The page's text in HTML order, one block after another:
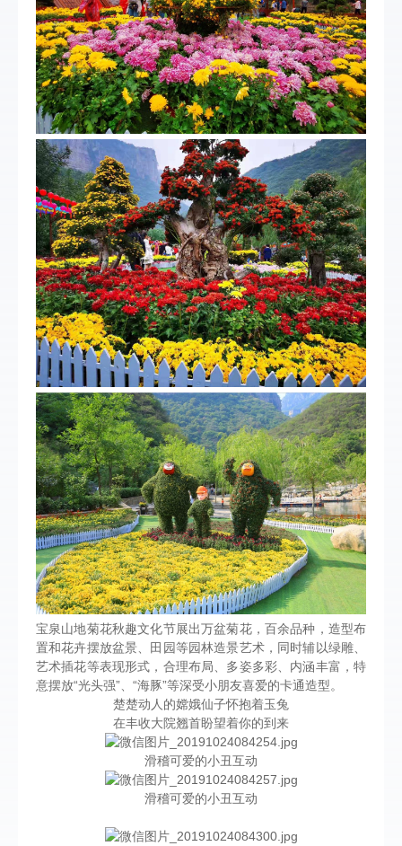
宝泉山地菊花秋趣文化节展出万盆菊花，百余品种，造型布
置和花卉摆放盆景、田园等园林造景艺术，同时辅以绿雕、
艺术插花等表现形式，合理布局、多姿多彩、内涵丰富，特
意摆放“光头强”、“海豚”等深受小朋友喜爱的卡通造型。
楚楚动人的嫦娥仙子怀抱着玉兔
在丰收大院翘首盼望着你的到来
滑稽可爱的小丑互动
滑稽可爱的小丑互动